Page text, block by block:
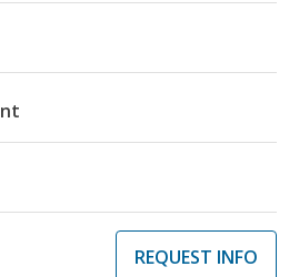
REQUEST INFO